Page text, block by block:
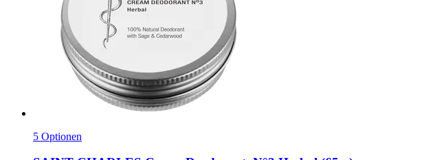
5 Optionen